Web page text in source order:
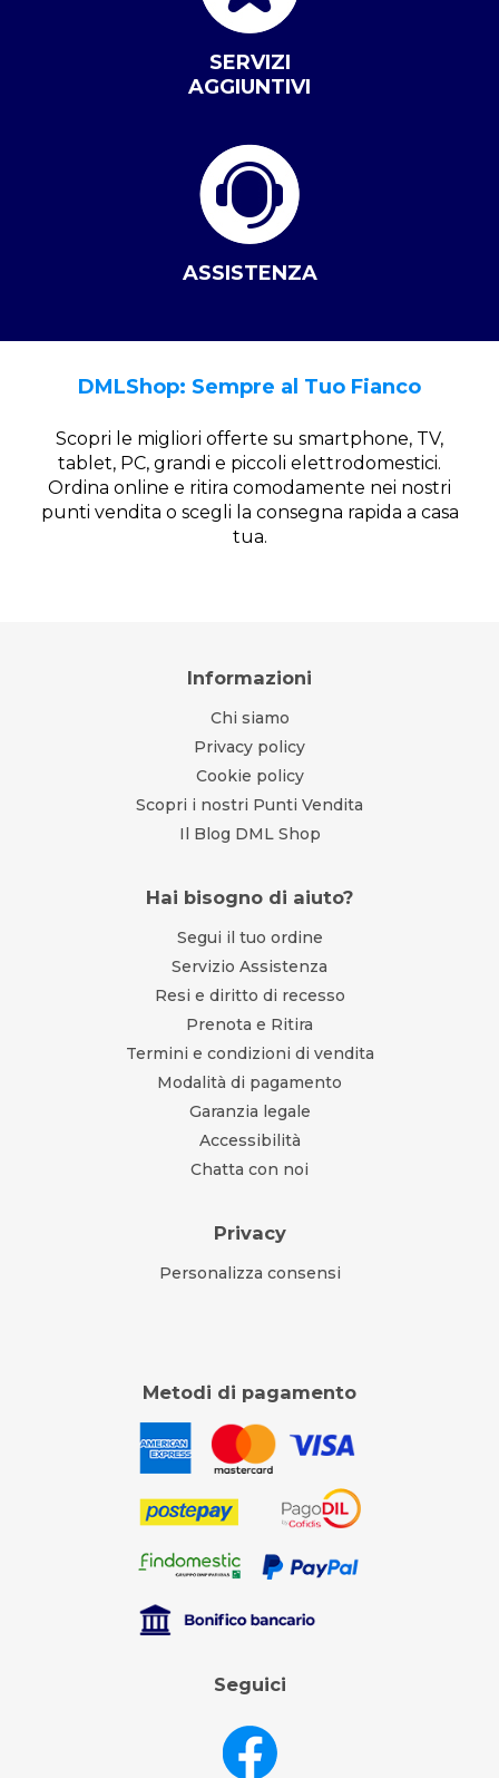
SERVIZI
AGGIUNTIVI
ASSISTENZA
DMLShop: Sempre al Tuo Fianco
Scopri le migliori offerte su smartphone, TV,
tablet, PC, grandi e piccoli elettrodomestici.
Ordina online e ritira comodamente nei nostri
punti vendita o scegli la consegna rapida a casa
tua.
Informazioni
Chi siamo
Privacy policy
Cookie policy
Scopri i nostri Punti Vendita
Il Blog DML Shop
Hai bisogno di aiuto?
Segui il tuo ordine
Servizio Assistenza
Resi e diritto di recesso
Prenota e Ritira
Termini e condizioni di vendita
Modalità di pagamento
Garanzia legale
Accessibilità
Chatta con noi
Privacy
Personalizza consensi
Metodi di pagamento
Seguici